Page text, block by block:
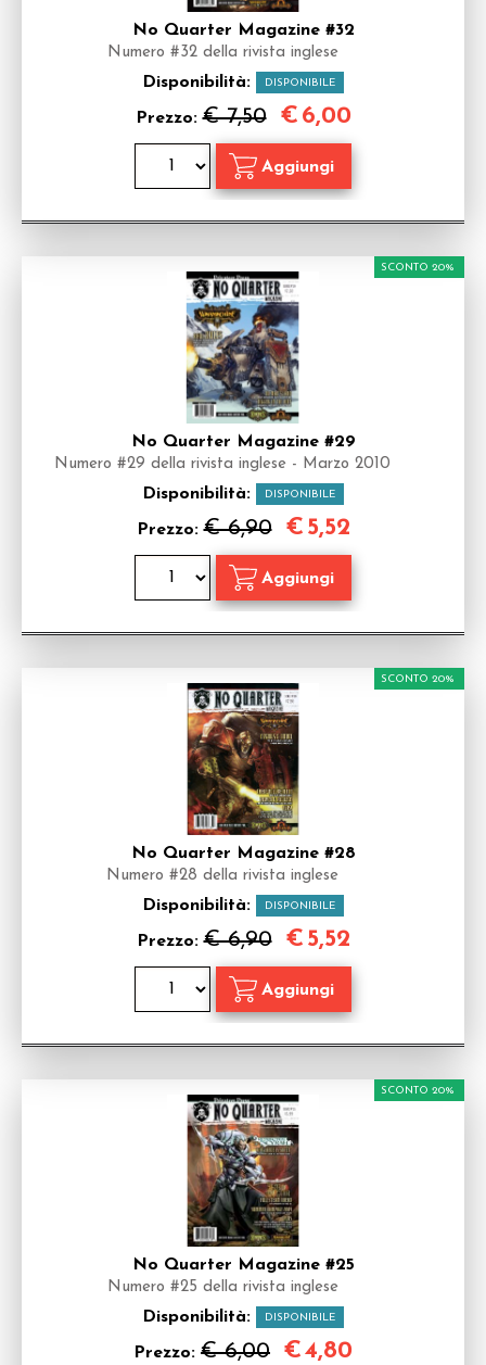
No Quarter Magazine #32
Numero #32 della rivista inglese
Disponibilità: DISPONIBILE
Prezzo:€ 7,50 € 6,00
No Quarter Magazine #29
Numero #29 della rivista inglese - Marzo 2010
Disponibilità: DISPONIBILE
Prezzo:€ 6,90
SCONTO 20%
€ 5,52
No Quarter Magazine #28
Numero #28 della rivista inglese
Disponibilità: DISPONIBILE
Prezzo:€ 6,90
SCONTO 20%
€ 5,52
No Quarter Magazine #25
Numero #25 della rivista inglese
Disponibilità: DISPONIBILE
Prezzo: € 6,00
SCONTO 20%
€4,80